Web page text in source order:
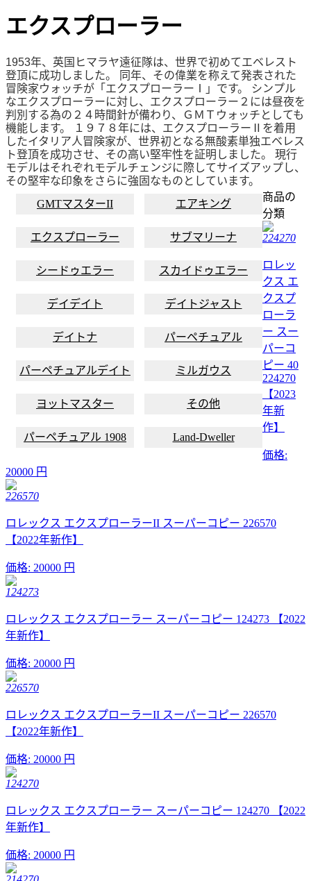
エクスプローラー
1953年、英国ヒマラヤ遠征隊は、世界で初めてエベレスト
登頂に成功しました。 同年、その偉業を称えて発表された
冒険家ウォッチが「エクスプローラーⅠ」です。 シンプル
なエクスプローラーに対し、エクスプローラー２には昼夜を
判別する為の２４時間針が備わり、ＧＭＴウォッチとしても
機能します。 １９７８年には、エクスプローラーⅡを着用
したイタリア人冒険家が、世界初となる無酸素単独エベレス
ト登頂を成功させ、その高い堅牢性を証明しました。 現行
モデルはそれぞれモデルチェンジに際してサイズアップし、
その堅牢な印象をさらに強固なものとしています。
GMTマスターII
エアキング
エクスプローラー サブマリーナ
シードゥエラー スカイドゥエラー
デイデイト デイトジャスト
デイトナ パーペチュアル
パーペチュアルデイト ミルガウス
ヨットマスター その他
パーペチュアル 1908 Land-Dweller
商品の
分類
224270
ロレッ
クス エ
クスプ
ローラ
ー スー
パーコ
ピー 40
224270
【2023
年新
作】
価格:
20000 円
226570
ロレックス エクスプローラーII スーパーコピー 226570
【2022年新作】
価格: 20000 円
124273
ロレックス エクスプローラー スーパーコピー 124273 【2022
年新作】
価格: 20000 円
226570
ロレックス エクスプローラーII スーパーコピー 226570
【2022年新作】
価格: 20000 円
124270
ロレックス エクスプローラー スーパーコピー 124270 【2022
年新作】
価格: 20000 円